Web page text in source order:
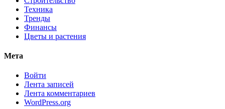
Техника
Тренды
Финансы
Цветы и растения
Мета
Войти
Лента записей
Лента комментариев
WordPress.org